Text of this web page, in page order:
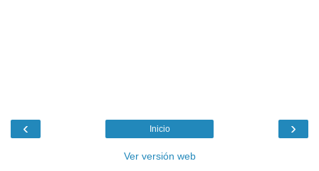
‹ ›
Inicio
Ver versión web